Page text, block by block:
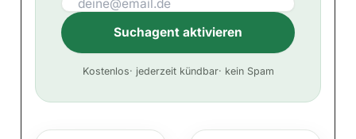
Suchagent aktivieren
t
Kostenlos· jederzeit kündbar· kein Spam